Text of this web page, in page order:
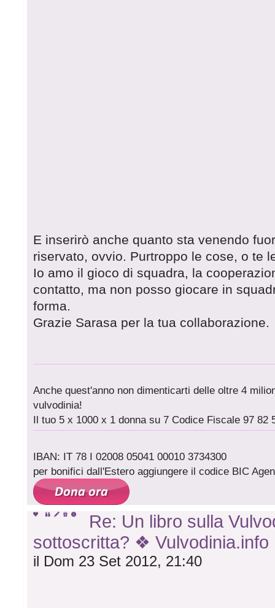
E inserirò anche quanto sta venendo
riservato, ovvio. Purtroppo le cose, o te
Io amo il gioco di squadra, la
contatto, ma non posso giocare in
forma.
Grazie Sarasa per la tua collaborazione.
Anche quest'anno non dimenticarti delle oltre 4
vulvodinia!
Il tuo 5 x 1000 x 1 donna su 7 Codice Fiscale 97 82
IBAN: IT 78 I 02008 05041 00010 3734300
per bonifici dall'Estero aggiungere il codice BIC
Re: Un libro sulla
sottoscritta? ❖ Vulvodinia.info
il Dom 23 Set 2012, 21:40